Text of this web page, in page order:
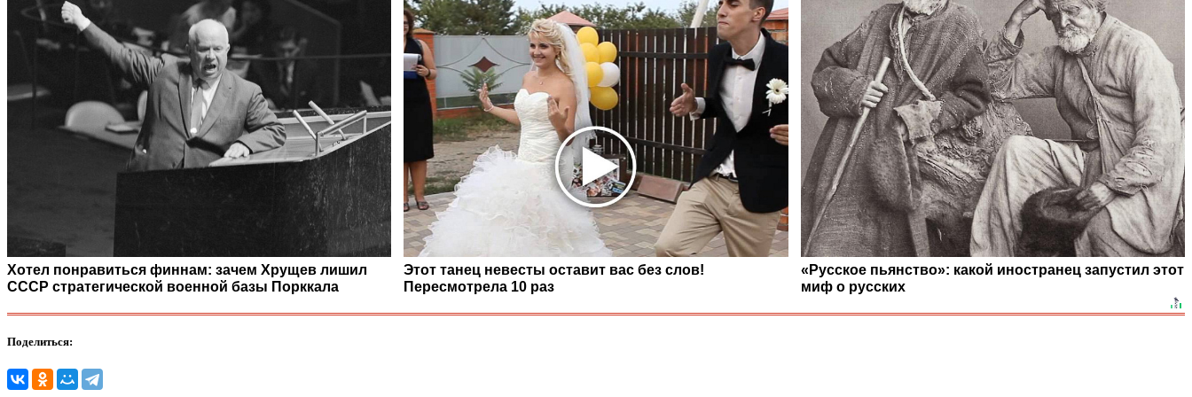
Хотел понравиться финнам: зачем Хрущев лишил
СССР стратегической военной базы Порккала
Этот танец невесты оставит вас без слов!
Пересмотрела 10 раз
«Русское пьянство»: какой иностранец запустил этот
миф о русских
Поделиться: